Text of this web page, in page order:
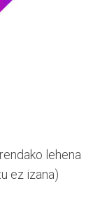
lehena
ez izana)